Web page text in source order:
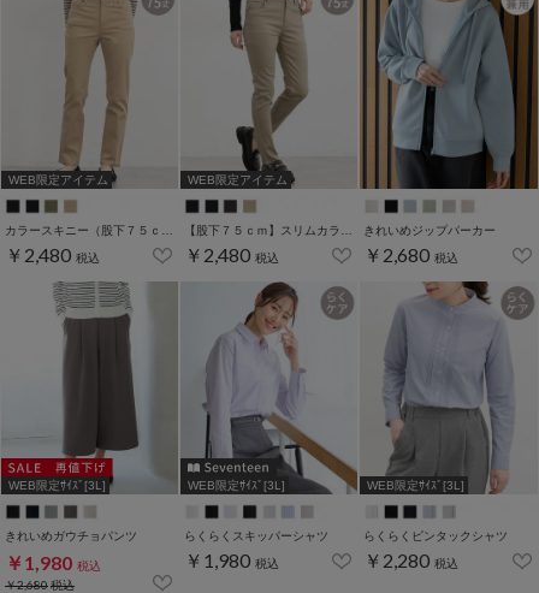
WEB限定アイテム
カラースキニー（股下７５ｃｍ）
￥2,480 税込
WEB限定アイテム
【股下７５ｃｍ】スリムカラースキニー(股下60/63/66/69/72/75cm展開)
￥2,480 税込
きれいめジップパーカー
￥2,680 税込
WEB限定ｻｲｽﾞ[3L]
きれいめガウチョパンツ
￥1,980 税込
￥2,680税込
WEB限定ｻｲｽﾞ[3L]
らくらくスキッパーシャツ
￥1,980 税込
WEB限定ｻｲｽﾞ[3L]
らくらくピンタックシャツ
￥2,280 税込